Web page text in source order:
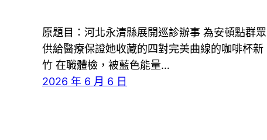
原題目：河北永清縣展開巡診辦事 為安頓點群眾
供給醫療保證她收藏的四對完美曲線的咖啡杯新
竹 在職體檢，被藍色能量…
2026 年 6 月 6 日